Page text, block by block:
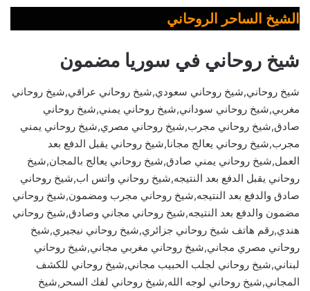
الشيخ الساحر الروحاني
شيخ روحاني في سوريا مضمون
شيخ روحاني,شيخ روحاني سعودي,شيخ روحاني عراقي,شيخ روحاني
مغربي,شيخ روحاني سوداني,شيخ روحاني يمني,شيخ روحاني
صادق,شيخ روحاني مجرب,شيخ روحاني مصري,شيخ روحاني يمني
مجرب,شيخ روحاني يعالج مجانا,شيخ روحاني يقبل الدفع بعد
العمل,شيخ روحاني يمني صادق,شيخ روحاني يعالج بالمجان,شيخ
روحاني يقبل الدفع بعد النتيجه,شيخ روحاني واتس اب,شيخ روحاني
صادق والدفع بعد النتيجه,شيخ روحاني مجرب ومضمون,شيخ روحاني
مضمون والدفع بعد النتيجه,شيخ روحاني مجاني وصادق,شيخ روحاني
هندي,رقم هاتف شيخ روحاني جزائري,شيخ روحاني نيجيري,شيخ
روحاني مصري مجاني,شيخ روحاني مغربي مجاني,شيخ روحاني
لبناني,شيخ روحاني لجلب الحبيب مجاني,شيخ روحاني للكشف
المجاني,شيخ روحاني لوجه الله,شيخ روحاني لفك السحر,شيخ